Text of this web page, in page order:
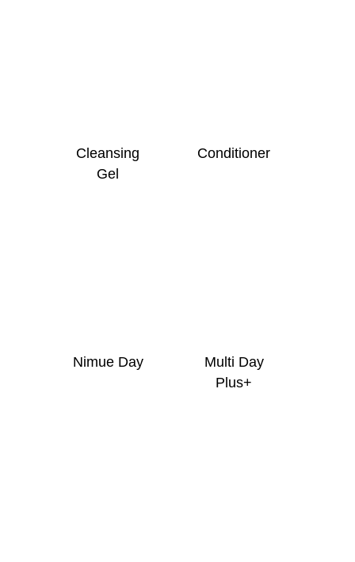
Cleansing
Gel
Conditioner
Nimue Day
Multi Day
Plus+